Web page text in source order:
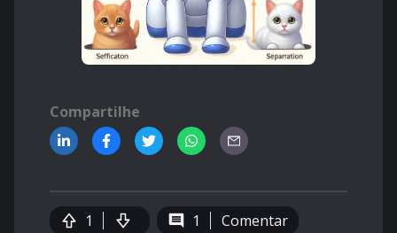
Compartilhe
1 1 Comentar